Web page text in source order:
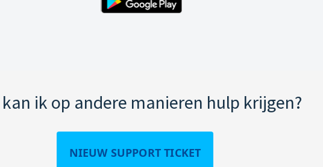
ik op andere manieren hulp krijgen?
NIEUW SUPPORT TICKET